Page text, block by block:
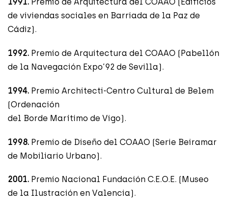
de viviendas sociales en Barriada de la Paz de
Cádiz).
1992. Premio de Arquitectura del COAAO (Pabellón
de la Navegación Expo’92 de Sevilla).
1994. Premio Architecti-Centro Cultural de Belem
(Ordenación
del Borde Marítimo de Vigo).
1998. Premio de Diseño del COAAO (Serie Beiramar
de Mobiliario Urbano).
2001. Premio Nacional Fundación C.E.O.E. (Museo
de la Ilustración en Valencia).